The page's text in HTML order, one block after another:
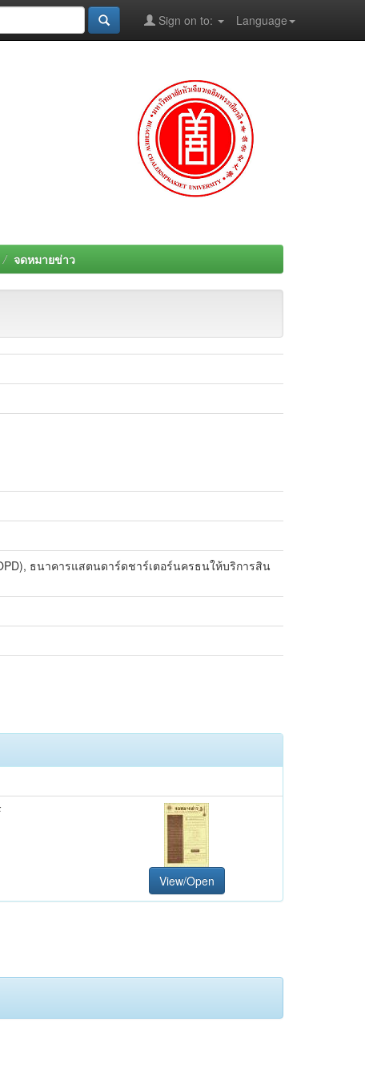
Language
Sign on to:
จดหมายข่าว
ธนาคารแสตนดาร์ดชาร์เตอร์นครธนให้บริการสิน
View/Open